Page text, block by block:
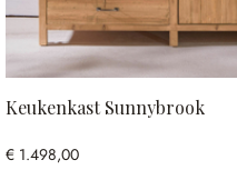
Keukenkast Sunnybrook
€ 1.498,00